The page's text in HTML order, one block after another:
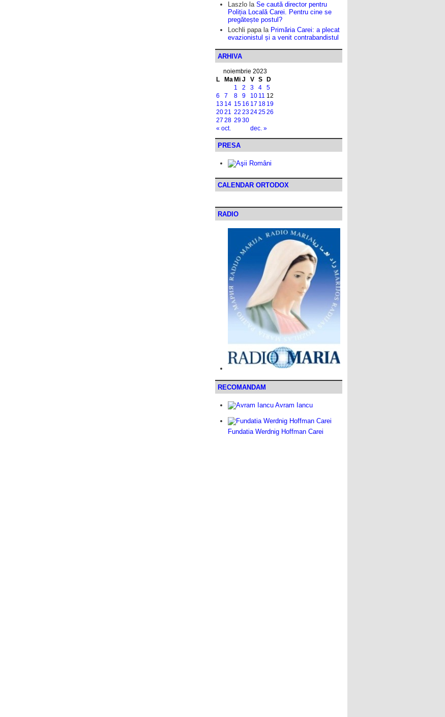
Laszlo la Se caută director pentru
Poliția Locală Carei. Pentru cine se
pregătește postul?
Lochli papala Primăria Carei: a plecat
evazionistul și a venit contrabandistul
ARHIVA
noiembrie 2023
L
Ma Mi J V S D
« oct. dec. »
1 2 3 4
5
6
7 8 9 10 11 12
13 14 15 16 17 18 19
2021 22 23242526
27 28 2930
PRESA
CALENDAR ORTODOX
RADIO
RECOMANDAM
Avram Iancu
Fundatia Werdnig Hoffman Carei